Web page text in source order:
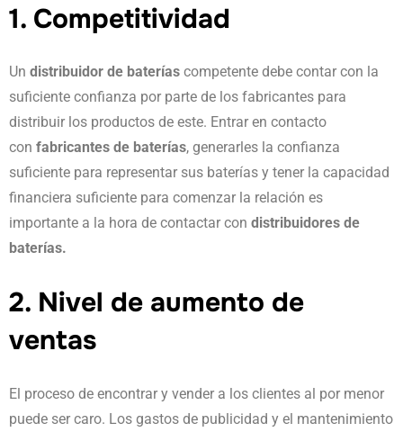
1. Competitividad
Un distribuidor de baterías competente debe contar con la
suficiente confianza por parte de los fabricantes para
distribuir los productos de este. Entrar en contacto
con fabricantes de baterías, generarles la confianza
suficiente para representar sus baterías y tener la capacidad
financiera suficiente para comenzar la relación es
importante a la hora de contactar con distribuidores de
baterías.
2. Nivel de aumento de
ventas
El proceso de encontrar y vender a los clientes al por menor
puede ser caro. Los gastos de publicidad y el mantenimiento